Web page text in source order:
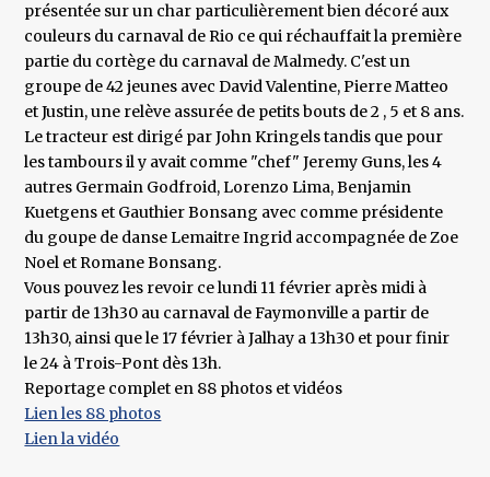
présentée sur un char particulièrement bien décoré aux
couleurs du carnaval de Rio ce qui réchauffait la première
partie du cortège du carnaval de Malmedy. C'est un
groupe de 42 jeunes avec David Valentine, Pierre Matteo
et Justin, une relève assurée de petits bouts de 2 , 5 et 8 ans.
Le tracteur est dirigé par John Kringels tandis que pour
les tambours il y avait comme "chef" Jeremy Guns, les 4
autres Germain Godfroid, Lorenzo Lima, Benjamin
Kuetgens et Gauthier Bonsang avec comme présidente
du goupe de danse Lemaitre Ingrid accompagnée de Zoe
Noel et Romane Bonsang.
Vous pouvez les revoir ce lundi 11 février après midi à
partir de 13h30 au carnaval de Faymonville a partir de
13h30, ainsi que le 17 février à Jalhay a 13h30 et pour finir
le 24 à Trois-Pont dès 13h.
Reportage complet en 88 photos et vidéos
Lien les 88 photos
Lien la vidéo